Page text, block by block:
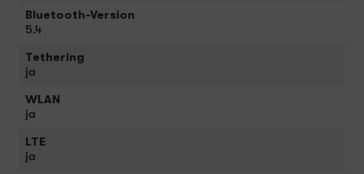
Bluetooth-Version
5.4
Tethering
ja
WLAN
ja
LTE
ja